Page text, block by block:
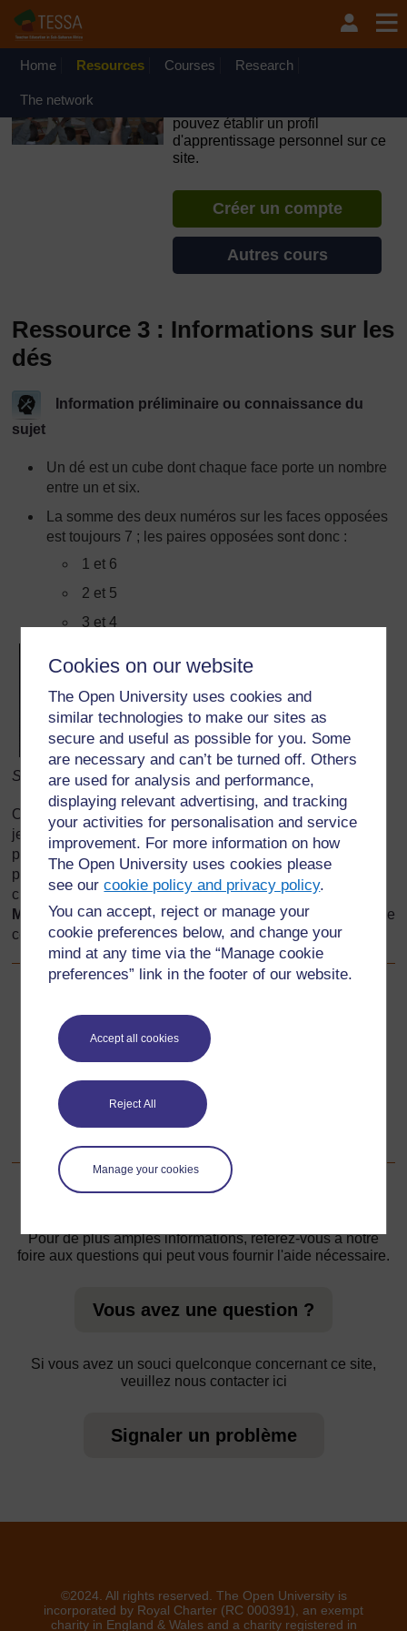
Cookies on our website
The Open University uses cookies and
similar technologies to make our sites as
secure and useful as possible for you. Some
are necessary and can’t be turned off. Others
are used for analysis and performance,
displaying relevant advertising, and tracking
your activities for personalisation and service
improvement. For more information on how
The Open University uses cookies please
see ourcookie policy and privacy policy.
You can accept, reject or manage your
cookie preferences below, and change your
mind at any time via the “Manage cookie
preferences” link in the footer of our website.
Accept all cookies
Reject All
Manage your cookies
Passer au contenu principal
OpenLearn Create will be unavailable on Wednesday 12
August 2026 from 8am to 10.30am (GMT) due to routine
Home Resources Courses Research
The network
pouvez établir un profil
d'apprentissage personnel sur ce
site.
Créer un compte
Autres cours
Ressource 3 : Informations sur les
dés
Information préliminaire ou connaissance du
sujet
Un dé est un cube dont chaque face porte un nombre
entre un et six.
La somme des deux numéros sur les faces opposées
est toujours 7 ; les paires opposées sont donc :
1 et 6
2 et 5
3 et 4
Source: Dice, Wikipedia, Website
On peut utiliser des dés seuls pour jouer, ou bien avec un
jeu de société lorsque les joueurs peuvent déplacer leur
pion vers la fin du jeu après avoir jeté les dés. La première
personne à atteindre la fin est le gagnant. Parmi ces jeux,
citons « Le jeu de l’oie » et les « Petits chevaux » (voir
Module 1, Section 1, Ressource 2pour avoir les règles de
ces jeux).
Ressource 2 : 11 réseaux pour un cube
Suivant
Suivant
Ressource 4 : Réseau de dés numérotés
Pour de plus amples informations, référez-vous à notre
foire aux questions qui peut vous fournir l'aide nécessaire.
Vous avez une question ?
Si vous avez un souci quelconque concernant ce site,
veuillez nous contacter ici
Signaler un problème
©2024. All rights reserved. The Open University is
incorporated by Royal Charter (RC 000391), an exempt
charity in England & Wales and a charity registered in